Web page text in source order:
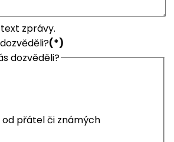
zprávy.
(*)
dozvěděli?
přátel či známých